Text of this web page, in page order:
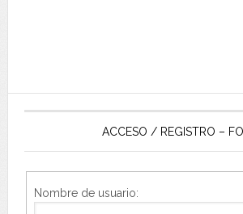
ACCESO / REGISTRO –
Nombre de usuario: